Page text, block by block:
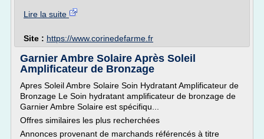
Lire la suite
Site : https://www.corinedefarme.fr
Garnier Ambre Solaire Après Soleil
Amplificateur de Bronzage
Apres Soleil Ambre Solaire Soin Hydratant Amplificateur de
Bronzage Le Soin hydratant amplificateur de bronzage de
Garnier Ambre Solaire est spécifiqu...
Offres similaires les plus recherchées
Annonces provenant de marchands référencés à titre